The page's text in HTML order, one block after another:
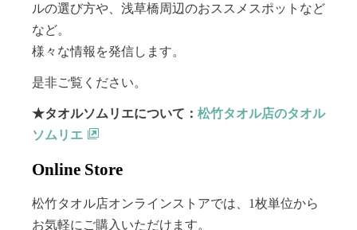
ルの選び方や、浅草橋周辺のおススメスポットなど
など。
様々な情報を発信します。
是非ご覧ください。
★タオルソムリエについて： 松竹タオル店のタオル
ソムリエ
Online Store
松竹タオル店オンラインストアでは、1枚単位から
お気軽にご購入いただけます。